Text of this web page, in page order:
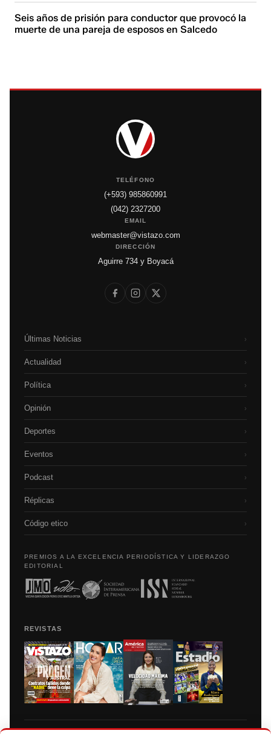
Seis años de prisión para conductor que provocó la
muerte de una pareja de esposos en Salcedo
TELÉFONO
(+593) 985860991
(042) 2327200
EMAIL
webmaster@vistazo.com
DIRECCIÓN
Aguirre 734 y Boyacá
Últimas Noticias ›
Actualidad ›
Política ›
Opinión ›
Deportes ›
Eventos ›
Podcast ›
Réplicas ›
Código etico ›
PREMIOS A LA EXCELENCIA PERIODÍSTICA Y LIDERAZGO
EDITORIAL
REVISTAS